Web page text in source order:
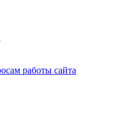
работы сайта